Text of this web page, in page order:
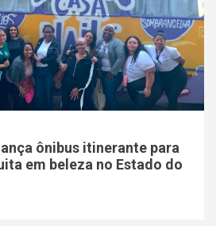
ônibus itinerante para
em beleza no Estado do